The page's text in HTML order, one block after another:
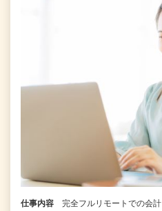
仕事内容
完全フルリモートでの会